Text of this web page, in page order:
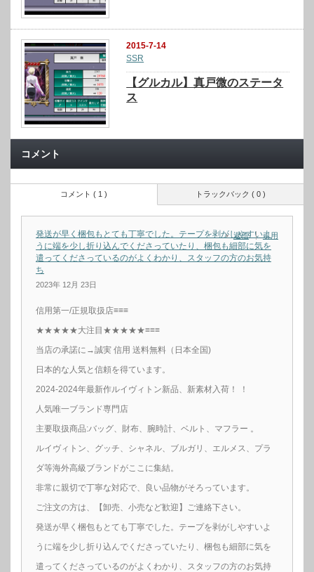
2015-7-14
SSR
【グルカル】真戸微のステータ
ス
コメント
トラックバック ( 0 )
コメント ( 1 )
発送が早く梱包もとても丁寧でした。テープを剥がしやすいよ
うに端を少し折り込んでくださっていたり、梱包も細部に気を
遣ってくださっているのがよくわかり、スタッフの方のお気持
ち
2023年 12月 23日
返信 引用
信用第一/正規取扱店≡≡≡
★★★★★大注目★★★★★≡≡≡
当店の承諾に→誠実 信用 送料無料（日本全国)
日本的な人気と信頼を得ています。
2024-2024年最新作ルイヴィトン新品、新素材入荷！ ！
人気唯一ブランド専門店
主要取扱商品:バッグ、財布、腕時計、ベルト、マフラー 。
ルイヴィトン、グッチ、シャネル、ブルガリ、エルメス、プラ
ダ等海外高級ブランドがここに集結。
非常に親切で丁寧な対応で、良い品物がそろっています。
ご注文の方は、【卸売、小売など歓迎】ご連絡下さい。
発送が早く梱包もとても丁寧でした。テープを剥がしやすいよ
うに端を少し折り込んでくださっていたり、梱包も細部に気を
遣ってくださっているのがよくわかり、スタッフの方のお気持